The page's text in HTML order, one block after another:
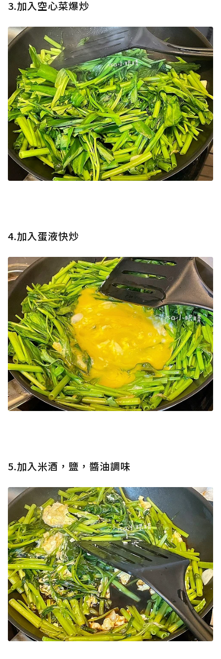
3.加入空心菜爆炒
4.加入蛋液快炒
5.加入米酒，鹽，醬油調味